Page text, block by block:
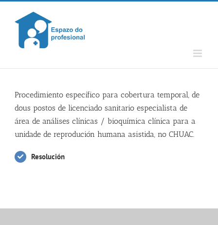
Skip
content
Procedimiento específico para cobertura temporal, de
dous postos de licenciado sanitario especialista de
área de análises clínicas / bioquímica clínica para a
unidade de reprodución humana asistida, no CHUAC.
Resolución